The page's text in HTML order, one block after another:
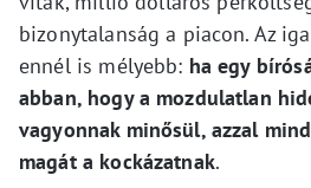
bizonytalanság a piacon. Az
ennél is mélyebb: ha egy
abban, hogy a mozdulatlan
vagyonnak minősül, azzal
magát a kockázatnak.